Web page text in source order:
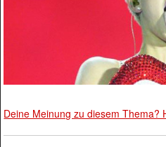
Deine Meinung zu diesem Thema?